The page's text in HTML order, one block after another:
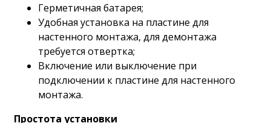
Герметичная батарея;
Удобная установка на пластине для
настенного монтажа, для демонтажа
требуется отвертка;
Включение или выключение при
подключении к пластине для настенного
монтажа.
Простота установки